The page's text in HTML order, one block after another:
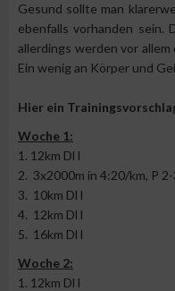
Gesund sollte man
ebenfalls vorhanden sein.
allerdings werden vor
Ein wenig an Körper und
Hier ein
Woche 1:
1. 12km Dl l
2. 3x2000m in 4:20/km, P
3. 10km Dl l
4. 12km Dl l
5. 16km Dl l
Woche 2:
1. 12km Dl l